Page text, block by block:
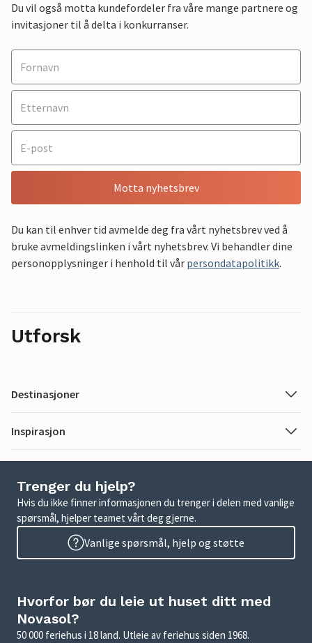
Du vil også motta kundefordeler fra våre mange partnere og
invitasjoner til å delta i konkurranser.
Motta nyhetsbrev
Du kan til enhver tid avmelde deg fra vårt nyhetsbrev ved å
bruke avmeldingslinken i vårt nyhetsbrev. Vi behandler dine
personopplysninger i henhold til vår persondatapolitikk.
Utforsk
Destinasjoner
Inspirasjon
Trenger du hjelp?
Hvis du ikke finner informasjonen du trenger i delen med vanlige
spørsmål, hjelper teamet vårt deg gjerne.
Vanlige spørsmål, hjelp og støtte
Hvorfor bør du leie ut huset ditt med
Novasol?
50 000 feriehus i 18 land. Utleie av feriehus siden 1968.